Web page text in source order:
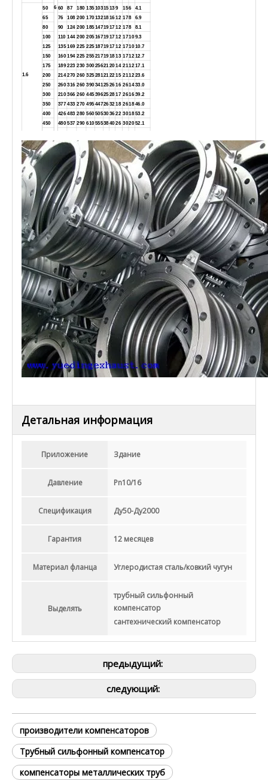
6
1.6
50 60 87 180 1351031513 9 156
4.1
65
76 108 200 170 132181612 178 6.9
80 90 124 200 1851471917 12 178 8.1
100 110 144 200 2051671917 12 1710 9.3
125 135169 225 2251871917 12 1710 10.7
150 160 194 225 255217191813 1712 12.7
175
189223 230 300 25621 20 14 21 12 17.1
200 214270 260 325281 21 22 15 21 12 23.6
250 260 316 260 390 341 252616 261433.0
300
210 366 260 445396252817 261639.2
350
377 433 270 495447263218 261846.0
400
426483 280 560 50530 3622 301853.2
450
480 537 290 610 5553840 26 3020 52.1
Детальная информация
Приложение Здание
Давление Pn10/16
Спецификация Ду50-Ду2000
Гарантия 12 месяцев
Материал фланца Углеродистая сталь/ковкий чугун
Выделять
трубный сильфонный
компенсатор
сантехнический компенсатор
предыдущий:
следующий:
производители компенсаторов
Трубный сильфонный компенсатор
компенсаторы металлических труб